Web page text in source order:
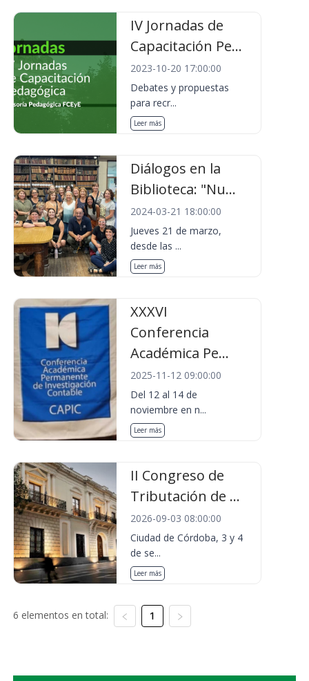
IV Jornadas de
Capacitación Pe...
2023-10-20 17:00:00
Debates y propuestas
para recr...
Leer más
Diálogos en la
Biblioteca: "Nu...
2024-03-21 18:00:00
Jueves 21 de marzo,
desde las ...
Leer más
XXXVI
Conferencia
Académica Pe...
2025-11-12 09:00:00
Del 12 al 14 de
noviembre en n...
Leer más
II Congreso de
Tributación de ...
2026-09-03 08:00:00
Ciudad de Córdoba, 3 y 4
de se...
Leer más
6 elementos en total: 1